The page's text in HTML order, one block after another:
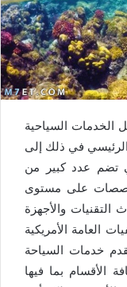
الخدمات السياحية
في ذلك إلى
تضم عدد كبير من
على مستوى
التقنيات والأجهزة
العامة الأمريكية
خدمات السياحة
الأقسام بما فيها